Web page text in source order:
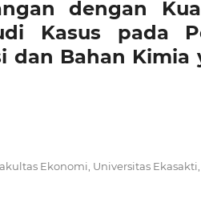
dengan
Kasus pada
dan Bahan
Ekonomi, Universitas